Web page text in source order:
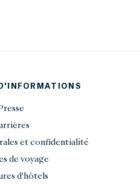
et confidentialité
de voyage
d'hôtels